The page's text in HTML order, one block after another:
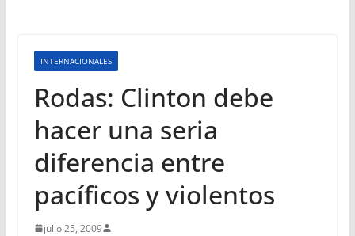
INTERNACIONALES
Rodas: Clinton debe
hacer una seria
diferencia entre
pacíficos y violentos
julio 25, 2009